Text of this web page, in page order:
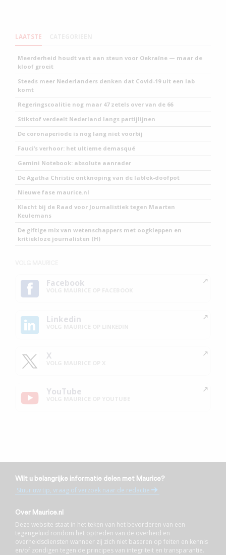
LAATSTE
Meerderheid houdt vast aan steun voor Oekraïne — maar de
kloof groeit
Steeds meer Nederlanders denken dat Covid-19 uit een lab
komt
Regeringscoalitie nog maar 47 zetels over van de 66
Stikstof verdeelt Nederland langs partijlijnen
De coronaperiode is nog lang niet voorbij
Fauci’s verhoor: het ultieme demasqué
Gemini Notebook: absolute aanrader
De Agatha Christie ontknoping van de lablek-doofpot
Nieuwe fase maurice.nl
Klacht bij de Raad voor Journalistiek tegen Maarten
Keulemans
De giftige mix van wetenschappers met oogkleppen en
kritiekloze journalisten (H)
Facebook
Linkedin
X
YouTube
Wilt u belangrijke informatie delen met Maurice?
Stuur uw tip, vraag of verzoek naar de redactie
Over Maurice.nl
Deze website staat in het teken van het bevorderen van een
tegengeluid rondom het optreden van de overheid en
overheidsdiensten wanneer zij zich niet baseren op feiten en kennis
en/of zondigen tegen de principes van integriteit en transparantie.